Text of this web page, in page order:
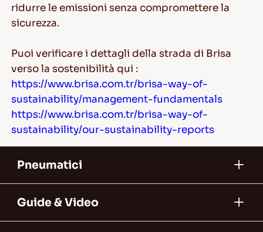
ridurre le emissioni senza compromettere la
sicurezza.
Puoi verificare i dettagli della strada di Brisa
verso la sostenibilità qui :
https://www.brisa.com.tr/brisa-way-of-
sustainability/management-fundamentals
https://www.brisa.com.tr/brisa-way-of-
sustainability/our-sustainability-reports
Pneumatici
Guide & Video